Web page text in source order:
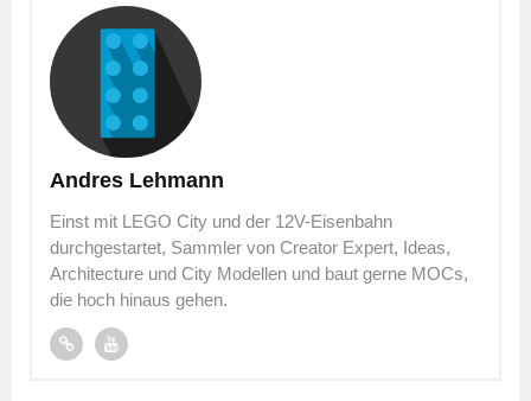
Andres Lehmann
Einst mit LEGO City und der 12V-Eisenbahn
durchgestartet, Sammler von Creator Expert, Ideas,
Architecture und City Modellen und baut gerne MOCs,
die hoch hinaus gehen.